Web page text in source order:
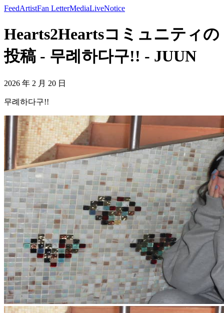
FeedArtistFan LetterMediaLiveNotice
Hearts2Heartsコミュニティの
投稿 - 무례하다구!! - JUUN
2026 年 2 月 20 日
무례하다구!!